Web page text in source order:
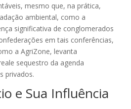
mesmo que, na prática,
ambiental, como a
significativa de conglomerados
em tais conferências,
a AgriZone, levanta
sequestro da agenda
privados.
e Sua Influência